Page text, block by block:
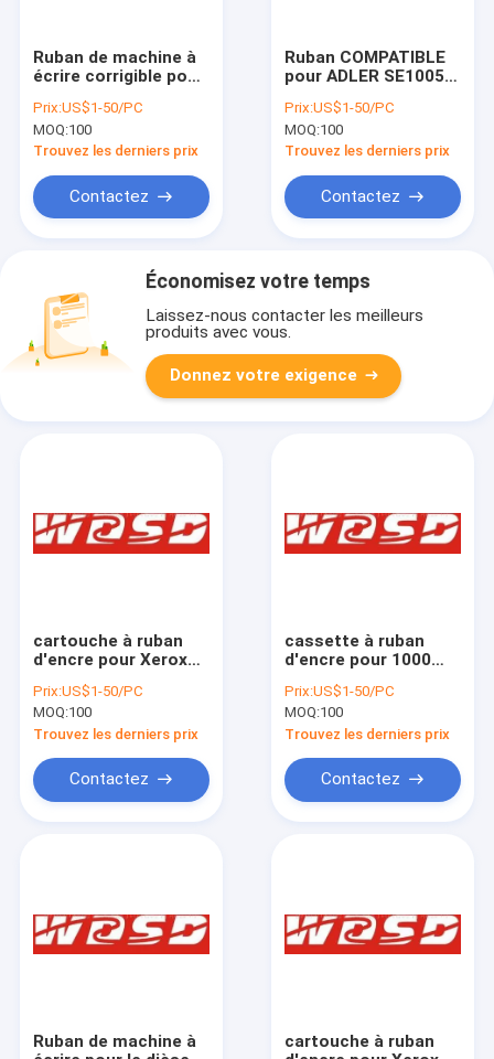
Ruban de machine à
écrire corrigible pour
1300 1400 4000
Prix:US$1-50/PC
MOQ:100
Trouvez les derniers prix
Contactez
Ruban COMPATIBLE
pour ADLER SE1005
SE1030 SE1040
SE1041 SE1042 de
TRIUMPH
Prix:US$1-50/PC
MOQ:100
Trouvez les derniers prix
Contactez
Économisez votre temps
Laissez-nous contacter les meilleurs
produits avec vous.
Donnez votre exigence
cartouche à ruban
d'encre pour Xerox
Prix:US$1-50/PC
MOQ:100
Trouvez les derniers prix
Contactez
cassette à ruban
d'encre pour 1000
SE100D, SE1000,
SE1000E, SE2000,
SE5000, SE6000
Prix:US$1-50/PC
MOQ:100
Trouvez les derniers prix
Contactez
Ruban de machine à
cartouche à ruban